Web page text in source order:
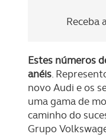
Receba
Estes números
anéis.
novo Audi e os
uma gama de
caminho do
Grupo